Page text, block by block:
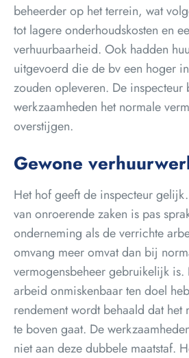
beheerder op het terrein, wat
tot lagere onderhoudskosten en
verhuurbaarheid. Ook hadden
uitgevoerd die de bv een hoger
zouden opleveren. De inspecteur
werkzaamheden het normale
overstijgen.
Gewone
Het hof geeft de inspecteur
van onroerende zaken is pas
onderneming als de verrichte
omvang meer omvat dan bij
vermogensbeheer gebruikelijk
arbeid onmiskenbaar ten doel
rendement wordt behaald dat het
te boven gaat. De
niet aan deze dubbele maatstaf.